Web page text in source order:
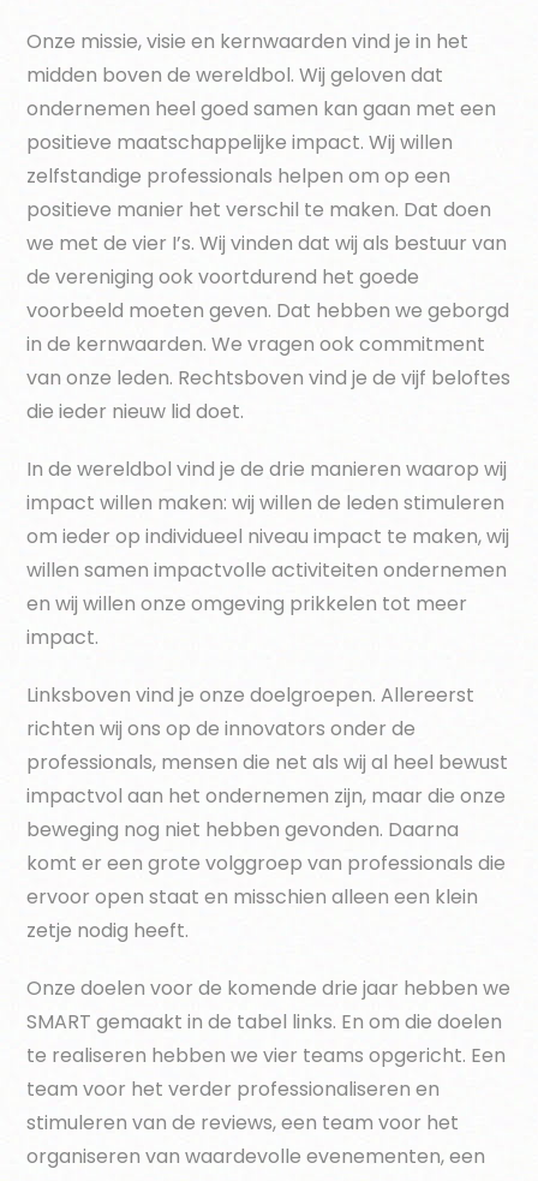
Onze missie, visie en kernwaarden vind je in het
midden boven de wereldbol. Wij geloven dat
ondernemen heel goed samen kan gaan met een
positieve maatschappelijke impact. Wij willen
zelfstandige professionals helpen om op een
positieve manier het verschil te maken. Dat doen
we met de vier I’s. Wij vinden dat wij als bestuur van
de vereniging ook voortdurend het goede
voorbeeld moeten geven. Dat hebben we geborgd
in de kernwaarden. We vragen ook commitment
van onze leden. Rechtsboven vind je de vijf beloftes
die ieder nieuw lid doet.
In de wereldbol vind je de drie manieren waarop wij
impact willen maken: wij willen de leden stimuleren
om ieder op individueel niveau impact te maken, wij
willen samen impactvolle activiteiten ondernemen
en wij willen onze omgeving prikkelen tot meer
impact.
Linksboven vind je onze doelgroepen. Allereerst
richten wij ons op de innovators onder de
professionals, mensen die net als wij al heel bewust
impactvol aan het ondernemen zijn, maar die onze
beweging nog niet hebben gevonden. Daarna
komt er een grote volggroep van professionals die
ervoor open staat en misschien alleen een klein
zetje nodig heeft.
Onze doelen voor de komende drie jaar hebben we
SMART gemaakt in de tabel links. En om die doelen
te realiseren hebben we vier teams opgericht. Een
team voor het verder professionaliseren en
stimuleren van de reviews, een team voor het
organiseren van waardevolle evenementen, een